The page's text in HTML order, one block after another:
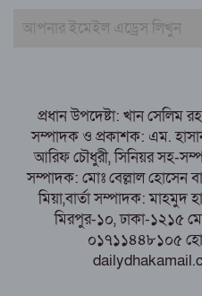
সৎ,
সাবরিনা শারমিন: কর্মদক্ষতায়
পাঁচবিবির
সামলাচ্ছেন একাধিক গুরুত্বপূর্ণ
বগুড়া মুদ্রণ
পরিচালনা কমিটির প্রস্তুতি সভা
প্রধান উপদেষ্টা: খান সেলিম
সম্পাদক ও প্রকাশক: এম.
আরিফ চৌধুরী, সিনিয়র সহ-
সম্পাদক: মোঃ বেল্লাল হোসেন
মিয়া,বার্তা সম্পাদক: মাহমুদ
মিরপুর-১০, ঢাকা-১২১৫
০১৭১১৪৪৮১০৫